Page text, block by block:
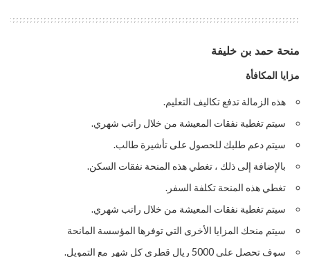
منحة حمد بن خليفة
مزايا المكافأة
هذه الزمالة تدفع تكاليف التعليم.
سيتم تغطية نفقات المعيشة من خلال راتب شهري.
سيتم دعم طلبك للحصول على تأشيرة طالب.
بالإضافة إلى ذلك ، تغطي هذه المنحة نفقات السكن.
تغطي هذه المنحة تكلفة السفر.
سيتم تغطية نفقات المعيشة من خلال راتب شهري.
سيتم منحك المزايا الأخرى التي توفرها المؤسسة المانحة
سوف تحصل على 5000 ريال قطري كل شهر مع التمويل.